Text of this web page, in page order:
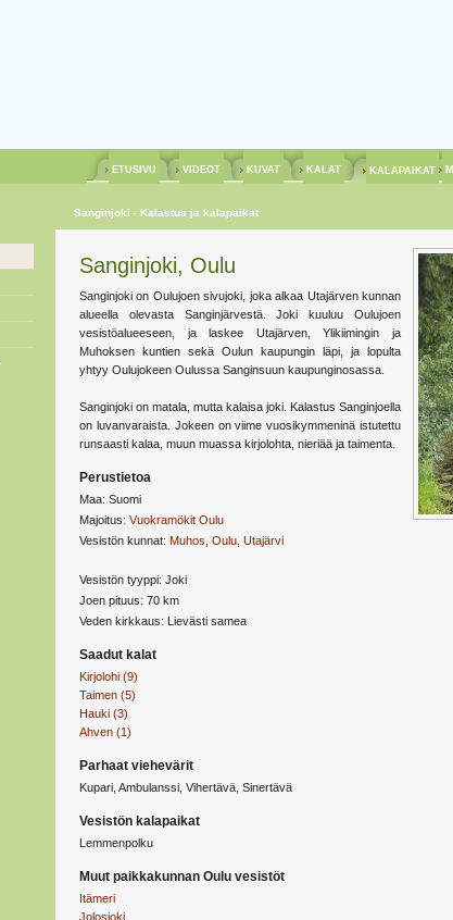
ETUSIVU VIDEOT KUVAT KALAT KALAPAIKAT
Sanginjoki - Kalastus ja kalapaikat
Sanginjoki, Oulu
Sanginjoki on Oulujoen sivujoki, joka alkaa Utajärven kunnan
alueella olevasta Sanginjärvestä. Joki kuuluu Oulujoen
vesistöalueeseen, ja laskee Utajärven, Ylikiimingin ja
Muhoksen kuntien sekä Oulun kaupungin läpi, ja lopulta
yhtyy Oulujokeen Oulussa Sanginsuun kaupunginosassa.
Sanginjoki on matala, mutta kalaisa joki. Kalastus Sanginjoella
on luvanvaraista. Jokeen on viime vuosikymmeninä istutettu
runsaasti kalaa, muun muassa kirjolohta, nieriää ja taimenta.
Perustietoa
Maa: Suomi
Majoitus: Vuokramökit Oulu
Vesistön kunnat: Muhos Oulu Utajärvi
Vesistön tyyppi: Joki
Joen pituus: 70 km
Veden kirkkaus: Lievästi samea
Saadut kalat
Kirjolohi (9)
Taimen (5)
Hauki (3)
Ahven (1)
Parhaat viehevärit
Kupari, Ambulanssi, Vihertävä, Sinertävä
Vesistön kalapaikat
Lemmenpolku
Muut paikkakunnan Oulu vesistöt
Itämeri
Jolosjoki